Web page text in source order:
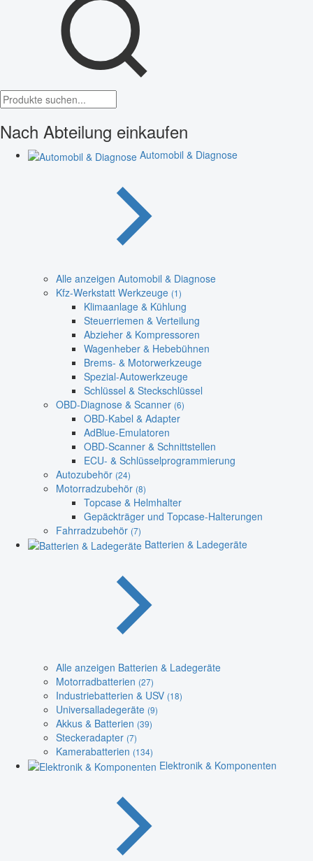
Nach Abteilung einkaufen
Automobil & Diagnose
Alle anzeigen Automobil & Diagnose
Kfz-Werkstatt Werkzeuge (1)
Klimaanlage & Kühlung
Steuerriemen & Verteilung
Abzieher & Kompressoren
Wagenheber & Hebebühnen
Brems- & Motorwerkzeuge
Spezial-Autowerkzeuge
Schlüssel & Steckschlüssel
OBD-Diagnose & Scanner (6)
OBD-Kabel & Adapter
AdBlue-Emulatoren
OBD-Scanner & Schnittstellen
ECU- & Schlüsselprogrammierung
Autozubehör (24)
Motorradzubehör (8)
Topcase & Helmhalter
Gepäckträger und Topcase-Halterungen
Fahrradzubehör (7)
Batterien & Ladegeräte
Alle anzeigen Batterien & Ladegeräte
Motorradbatterien (27)
Industriebatterien & USV (18)
Universalladegeräte (9)
Akkus & Batterien (39)
Steckeradapter (7)
Kamerabatterien (134)
Elektronik & Komponenten